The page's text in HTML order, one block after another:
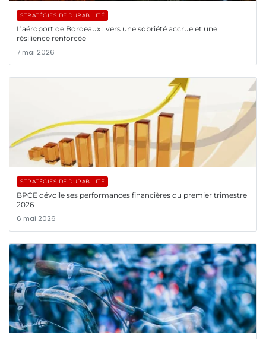
STRATÉGIES DE DURABILITÉ
L’aéroport de Bordeaux : vers une sobriété accrue et une
résilience renforcée
7 mai 2026
STRATÉGIES DE DURABILITÉ
BPCE dévoile ses performances financières du premier trimestre
2026
6 mai 2026